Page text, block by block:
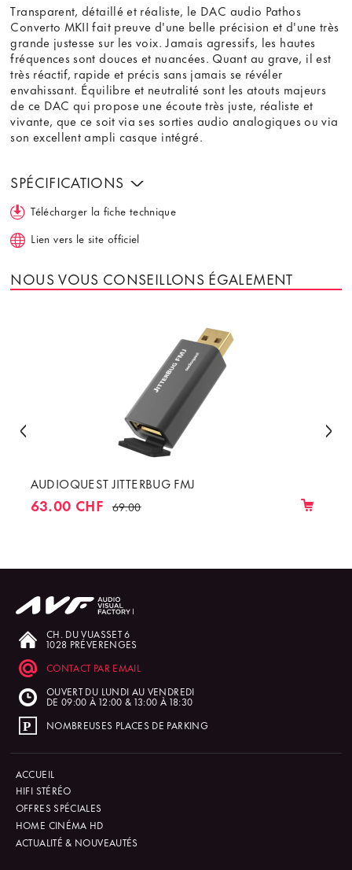
Transparent, détaillé et réaliste, le DAC audio Pathos
Converto MKII fait preuve d'une belle précision et d'une très
grande justesse sur les voix. Jamais agressifs, les hautes
fréquences sont douces et nuancées. Quant au grave, il est
très réactif, rapide et précis sans jamais se révéler
envahissant. Équilibre et neutralité sont les atouts majeurs
de ce DAC qui propose une écoute très juste, réaliste et
vivante, que ce soit via ses sorties audio analogiques ou via
son excellent ampli casque intégré.
SPÉCIFICATIONS
Télécharger la fiche technique
Lien vers le site officiel
NOUS VOUS CONSEILLONS ÉGALEMENT
AUDIOQUEST JITTERBUG FMJ
63.00 CHF 69.00
CH. DU VUASSET 6
1028 PRÉVERENGES
CONTACT PAR EMAIL
OUVERT DU LUNDI AU VENDREDI
DE 09:00 À 12:00 & 13:00 À 18:30
NOMBREUSES PLACES DE PARKING
ACCUEIL
HIFI STÉRÉO
OFFRES SPÉCIALES
HOME CINÉMA HD
ACTUALITÉ & NOUVEAUTÉS